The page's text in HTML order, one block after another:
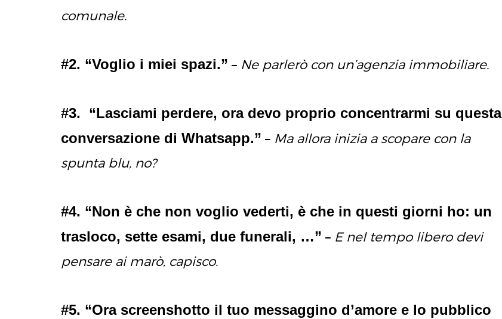
comunale.
#2. “Voglio i miei spazi.” – Ne parlerò con un’agenzia immobiliare.
#3. “Lasciami perdere, ora devo proprio concentrarmi su questa
conversazione di Whatsapp.” – Ma allora inizia a scopare con la
spunta blu, no?
#4. “Non è che non voglio vederti, è che in questi giorni ho: un
trasloco, sette esami, due funerali, …” – E nel tempo libero devi
pensare ai marò, capisco.
#5. “Ora screenshotto il tuo messaggino d’amore e lo pubblico